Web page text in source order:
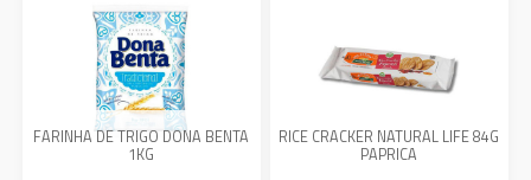
FARINHA DE TRIGO DONA BENTA
1KG
RICE CRACKER NATURAL LIFE 84G
PAPRICA